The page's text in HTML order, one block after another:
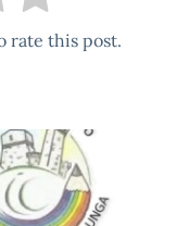
rate this post.